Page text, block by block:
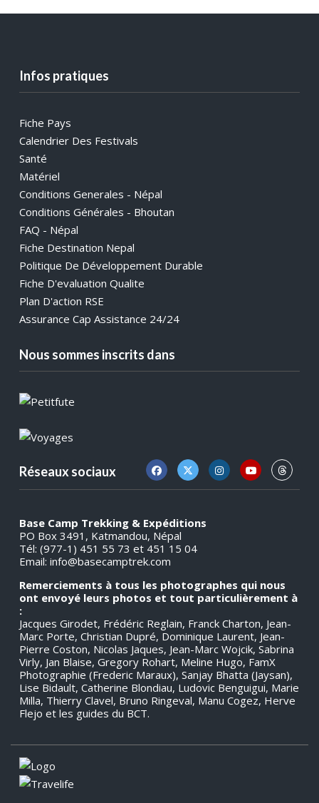
Infos pratiques
Fiche Pays
Calendrier Des Festivals
Santé
Matériel
Conditions Generales - Népal
Conditions Générales - Bhoutan
FAQ - Népal
Fiche Destination Nepal
Politique De Développement Durable
Fiche D'evaluation Qualite
Plan D'action RSE
Assurance Cap Assistance 24/24
Nous sommes inscrits dans
Réseaux sociaux
Base Camp Trekking & Expéditions
PO Box 3491, Katmandou, Népal
Tél: (977-1) 451 55 73 et 451 15 04
Email: info@basecamptrek.com
Remerciements à tous les photographes qui nous
ont envoyé leurs photos et tout particulièrement à
:
Jacques Girodet, Frédéric Reglain, Franck Charton, Jean-
Marc Porte, Christian Dupré, Dominique Laurent, Jean-
Pierre Coston, Nicolas Jaques, Jean-Marc Wojcik, Sabrina
Virly, Jan Blaise, Gregory Rohart, Meline Hugo, FamX
Photographie (Frederic Maraux), Sanjay Bhatta (Jaysan),
Lise Bidault, Catherine Blondiau, Ludovic Benguigui, Marie
Milla, Thierry Clavel, Bruno Ringeval, Manu Cogez, Herve
Flejo et les guides du BCT.